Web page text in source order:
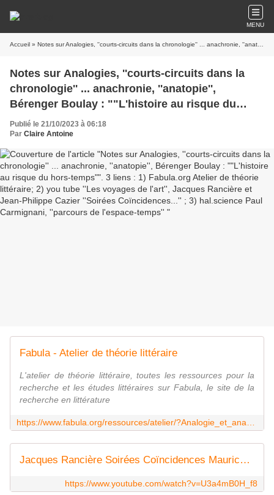
MENU
Accueil » Notes sur Analogies, ''courts-circuits dans la chronologie'' ... anachronie, ''anatopie'', Bérenger Boulay : ""L'histoire au risque du hors-temps"". 3 liens : 1) Fabula.org Atelier de théorie littéraire; 2) you tube ''Les voyages de l'art'', Jacques Rancière et Jean-Philippe Cazier ''Soirées Coïncidences...'' ; 3) hal.science Paul Carmignani, ''parcours de l'espace-temps''
Notes sur Analogies, ''courts-circuits dans la
chronologie'' ... anachronie, ''anatopie'',
Bérenger Boulay : ""L'histoire au risque du
hors-temps"". 3 liens : 1) Fabula.org Atelier de
théorie littéraire; 2) you tube ''Les voyages de
l'art'', Jacques Rancière et Jean-Philippe Cazier
''Soirées Coïncidences...'' ; 3) hal.science Paul
Carmignani, ''parcours de l'espace-temps''
Publié le 21/10/2023 à 06:18
Par Claire Antoine
Fabula - Atelier de théorie littéraire
L'atelier de théorie littéraire, toutes les ressources pour la
recherche et les études littéraires sur Fabula, le site de la
recherche en littérature
Jacques Rancière Soirées Coïncidences Maurice Olender Maison de l'Amérique Latine - 5 octobre 2023
https://www.youtube.com/watch?v=U3a4mB0H_f8